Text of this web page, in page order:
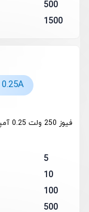
500
1500
فیوز 250 ولت 0.25 آمپر کندسوز پکیج 2410
5
10
100
500